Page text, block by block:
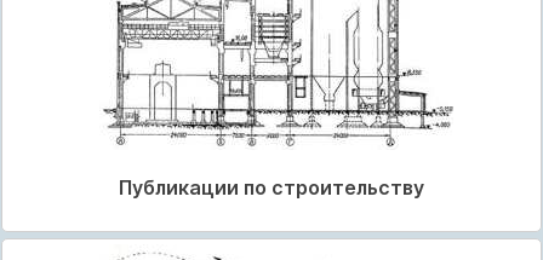
Публикации по строительству